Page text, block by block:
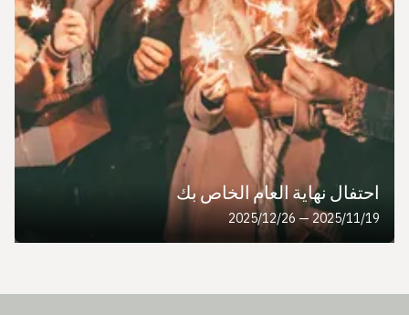
احتفال نهاية العام الخاص بك
19‏/11‏/2025 — 26‏/12‏/2025